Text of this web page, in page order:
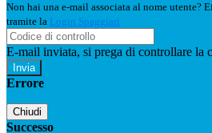
Non hai una e-mail associata al nome utente?
tramite la Login Spaggiari
E-mail inviata, si prega di controllare la
Errore
Chiudi
Successo